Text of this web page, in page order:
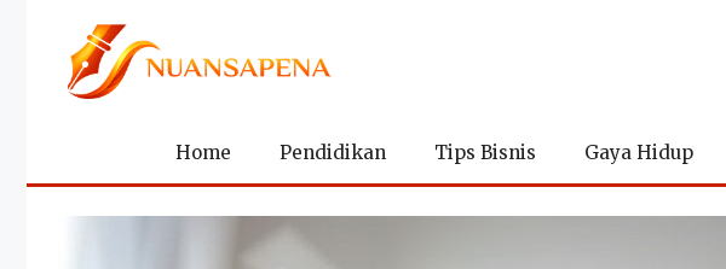
Home Pendidikan Tips Bisnis Gaya Hidup